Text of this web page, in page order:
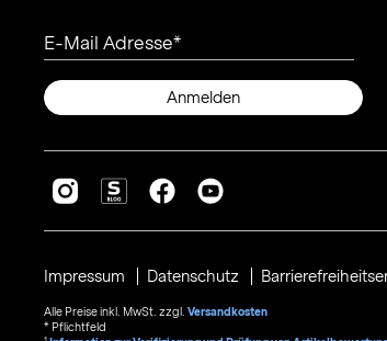
E-Mail Adresse
Anmelden
Impressum Datenschutz
Alle Preise inkl. MwSt. zzgl. Versandkosten
* Pflichtfeld